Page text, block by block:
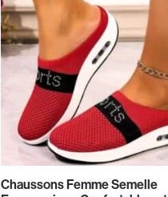
Chaussons Femme Semelle